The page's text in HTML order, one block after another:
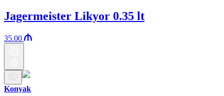
Jagermeister Likyor 0.35 lt
35.00
Konyak